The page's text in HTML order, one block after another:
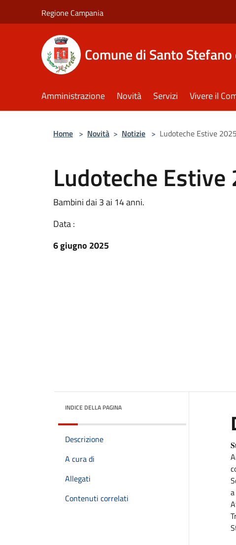
Regione Campania
Comune di Santo Stefano
Amministrazione Novità Servizi Vivere il
Home > Novità > Notizie > Ludoteche Estive 2025
Ludoteche Estive
Bambini dai 3 ai 14 anni.
Data :
6 giugno 2025
INDICE DELLA PAGINA
Descrizione
A cura di
Allegati
Contenuti correlati